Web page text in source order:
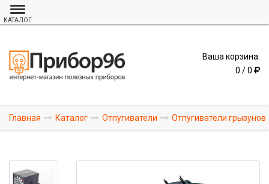
КАТАЛОГ
Ваша корзина:
0 / 0
Главная Каталог Отпугиватели Отпугиватели грызунов